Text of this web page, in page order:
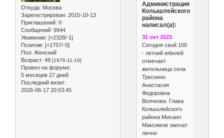
Откуда: Москва
Зарегистрирован: 2015-10-13
Приглашений: 0
Сообщений: 9944
Уважение: [+2328/-1]
Позитив: [+1757/-0]
Пол: Женский
Возраст: 49 [1976-11-19]
Провел на форуме:
5 месяцев 27 дней
Последний визит:
2026-06-17 20:53:45
Администрация
Колышлейского
района
написал(а):
31 окт 2023
Сегодня свой 100
- летний юбилей
отмечает
жительница села
Трескино
Анастасия
Федоровна
Волчкова. Глава
Колышлейского
района Михаил
Максимов заехал
лично